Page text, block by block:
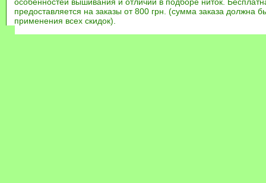
особенностей вышивания и отличий в подборе ниток.
предоставляется на заказы от 800 грн. (сумма заказа должна
применения всех скидок).